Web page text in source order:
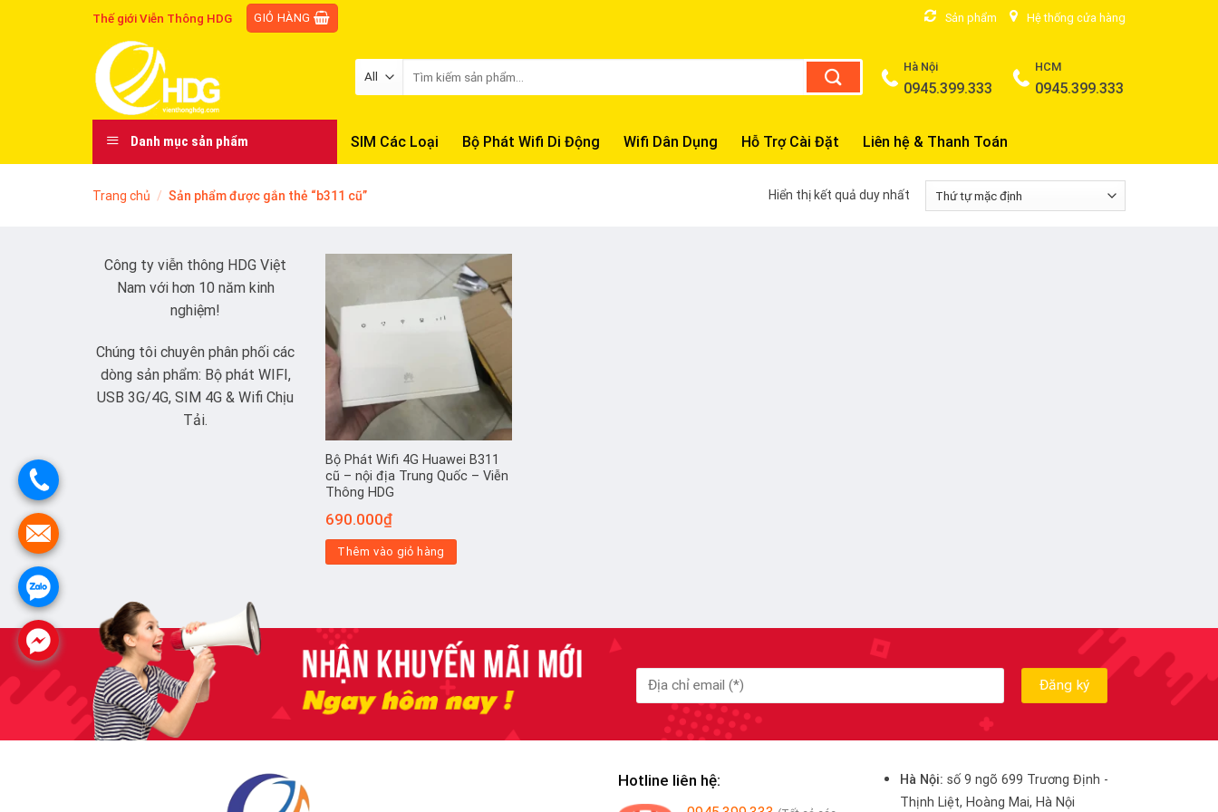
Thế giới Viễn Thông HDG GIỎ HÀNG Sản phẩm Hệ thống cửa hàng
Hà Nội
0945.399.333
HCM
0945.399.333
Danh mục sản phẩm SIM Các Loại Bộ Phát Wifi Di Động Wifi Dân Dụng Hỗ Trợ Cài Đặt Liên hệ & Thanh Toán
Trang chủ / Sản phẩm được gắn thẻ “b311 cũ” Hiển thị kết quả duy nhất
Công ty viễn thông HDG Việt
Nam với hơn 10 năm kinh
nghiệm!
Chúng tôi chuyên phân phối các
dòng sản phẩm: Bộ phát WIFI,
USB 3G/4G, SIM 4G & Wifi Chịu
Tải.
Bộ Phát Wifi 4G Huawei B311
cũ – nội địa Trung Quốc – Viễn
Thông HDG
690.000₫
Thêm vào giỏ hàng
Hotline liên hệ: Hà Nội:số 9 ngõ 699 Trương Định -
Thịnh Liệt, Hoàng Mai, Hà Nội